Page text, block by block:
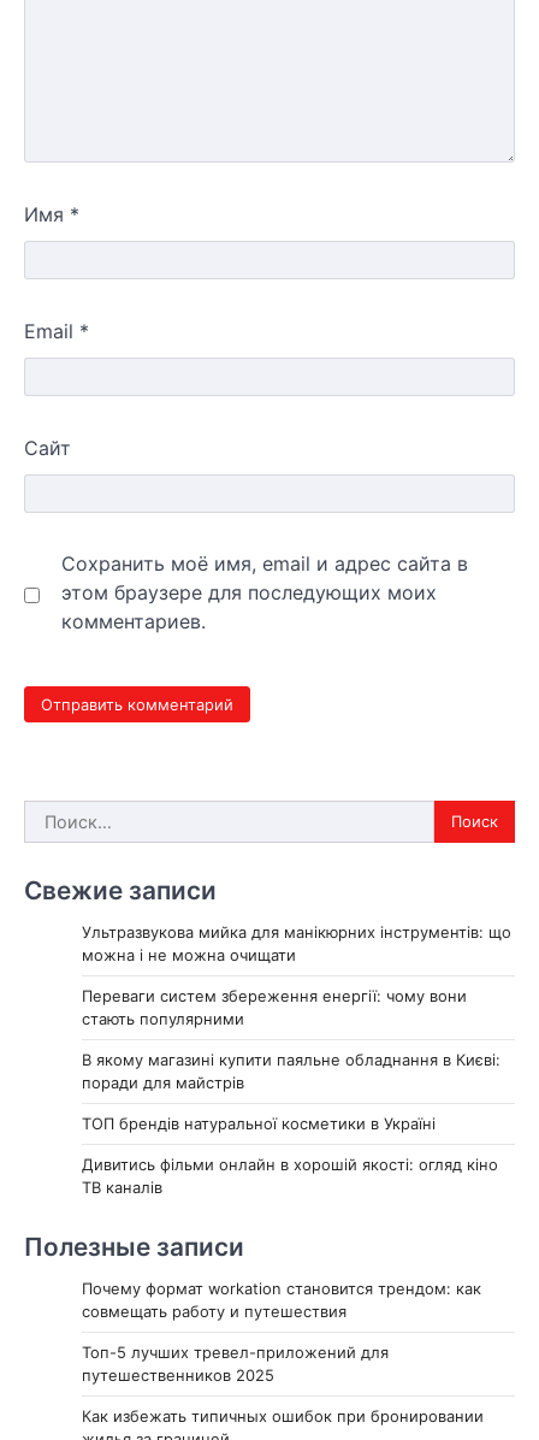
Имя *
Email *
Сайт
Сохранить моё имя, email и адрес сайта в
этом браузере для последующих моих
комментариев.
Найти:
Свежие записи
Ультразвукова мийка для манікюрних інструментів: що
можна і не можна очищати
Переваги систем збереження енергії: чому вони
стають популярними
В якому магазині купити паяльне обладнання в Києві:
поради для майстрів
ТОП брендів натуральної косметики в Україні
Дивитись фільми онлайн в хорошій якості: огляд кіно
ТВ каналів
Полезные записи
Почему формат workation становится трендом: как
совмещать работу и путешествия
Топ-5 лучших тревел-приложений для
путешественников 2025
Как избежать типичных ошибок при бронировании